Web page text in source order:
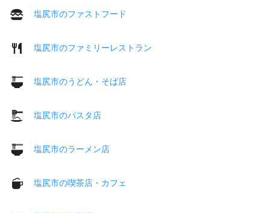
塩尻市のファストフード
塩尻市のファミリーレストラン
塩尻市のうどん・そば店
塩尻市のパスタ店
塩尻市のラーメン店
塩尻市の喫茶店・カフェ